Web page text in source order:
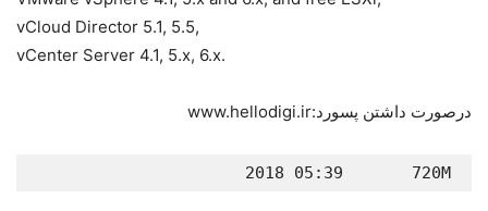
vCloud Director 5.1, 5.5,
vCenter Server 4.1, 5.x, 6.x.
درصورت داشتن پسورد:www.hellodigi.ir
2018 05:39       720M